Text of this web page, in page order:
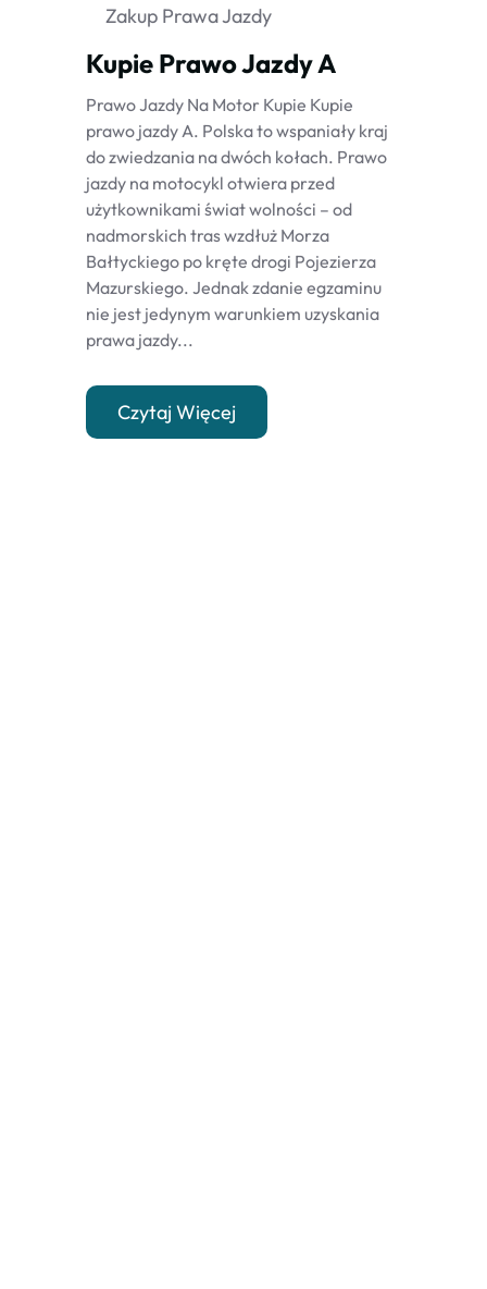
Zakup Prawa Jazdy
Kupie Prawo Jazdy A
Prawo Jazdy Na Motor Kupie Kupie
prawo jazdy A. Polska to wspaniały kraj
do zwiedzania na dwóch kołach. Prawo
jazdy na motocykl otwiera przed
użytkownikami świat wolności – od
nadmorskich tras wzdłuż Morza
Bałtyckiego po kręte drogi Pojezierza
Mazurskiego. Jednak zdanie egzaminu
nie jest jedynym warunkiem uzyskania
prawa jazdy...
Czytaj Więcej